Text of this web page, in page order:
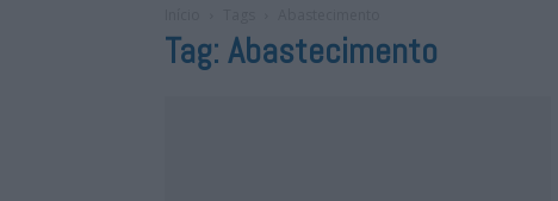
Tag: Abastecimento